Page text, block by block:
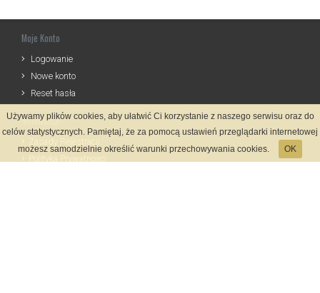
Moje Konto
Logowanie
Nowe konto
Reset hasła
Informacje
Używamy plików cookies, aby ułatwić Ci korzystanie z naszego serwisu oraz do
celów statystycznych. Pamiętaj, że za pomocą ustawień przeglądarki internetowej
możesz samodzielnie określić warunki przechowywania cookies.
OK